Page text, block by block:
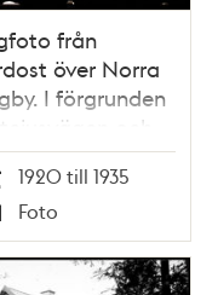
från
över Norra
I förgrunden
och
Ängby
1920 till 1935
Foto